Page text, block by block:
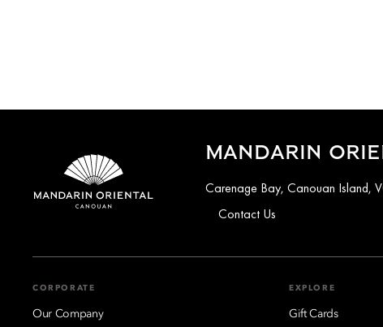
MANDARIN
Carenage Bay, Canouan Island,
Contact Us
CORPORATE
Our Company
EXPLORE
Gift Cards